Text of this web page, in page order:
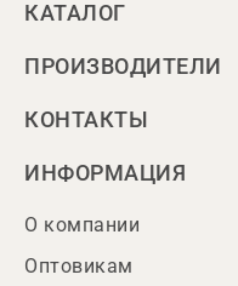
КАТАЛОГ
ПРОИЗВОДИТЕЛИ
КОНТАКТЫ
ИНФОРМАЦИЯ
О компании
Оптовикам